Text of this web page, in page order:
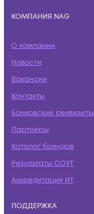
КОМПАНИЯ NAG
О компании
Новости
Вакансии
Контакты
Банковские реквизиты
Партнеры
Каталог брендов
Результаты СОУТ
Аккредитация ИТ
ПОДДЕРЖКА